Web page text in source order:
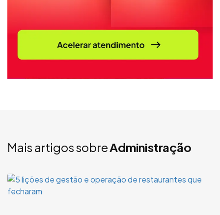
Mais artigos sobreAdministração